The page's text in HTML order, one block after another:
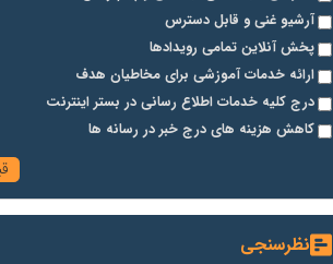
آرشیو غنی و قابل دسترس
پخش آنلاین تمامی رویدادها
ارائه خدمات آموزشی برای مخاطیان هدف
درج کلیه خدمات اطلاع رسانی در بستر اینترنت
کاهش هزینه های درج خبر در رسانه ها
نظرسنجی